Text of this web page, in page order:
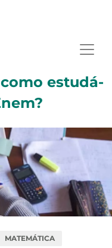
estudá-
MATEMÁTICA